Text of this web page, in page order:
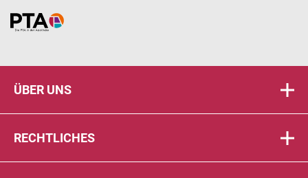
Home
ÜBER UNS
RECHTLICHES